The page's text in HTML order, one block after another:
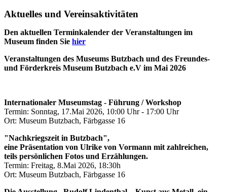
Aktuelles und Vereinsaktivitäten
Den aktuellen Terminkalender der Veranstaltungen im
Museum finden Sie hier
Veranstaltungen des Museums Butzbach und des Freundes-
und Förderkreis Museum Butzbach e.V im Mai 2026
Internationaler Museumstag - Führung / Workshop
Termin: Sonntag, 17.Mai 2026, 10:00 Uhr - 17:00 Uhr
Ort: Museum Butzbach, Färbgasse 16
"Nachkriegszeit in Butzbach",
eine Präsentation von Ulrike von Vormann mit zahlreichen,
teils persönlichen Fotos und Erzählungen.
Termin: Freitag, 8.Mai 2026, 18:30h
Ort: Museum Butzbach, Färbgasse 16